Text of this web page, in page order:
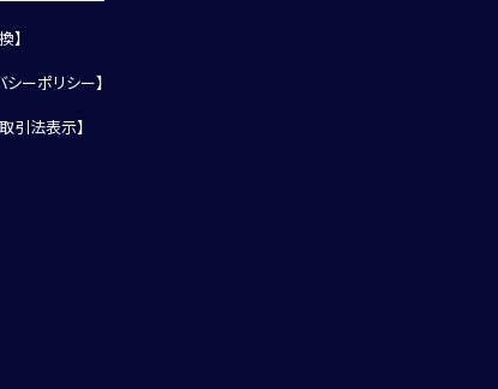
】
シーポリシー】
引法表示】